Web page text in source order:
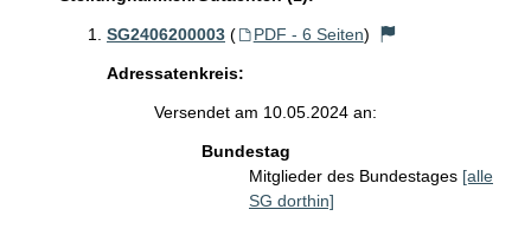
SG2406200003 ( PDF - 6 Seiten)
Adressatenkreis:
Versendet am 10.05.2024 an:
Bundestag
Mitglieder des Bundestages [alle
SG dorthin]